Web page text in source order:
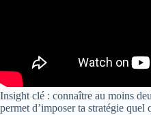
Insight clé : connaître au moins
permet d’imposer ta stratégie quel